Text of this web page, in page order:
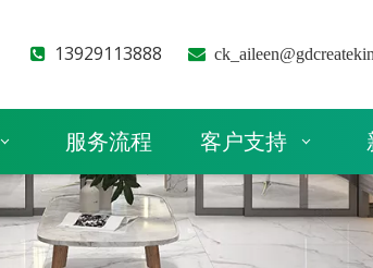
 13929113888 
服务流程 客户支持